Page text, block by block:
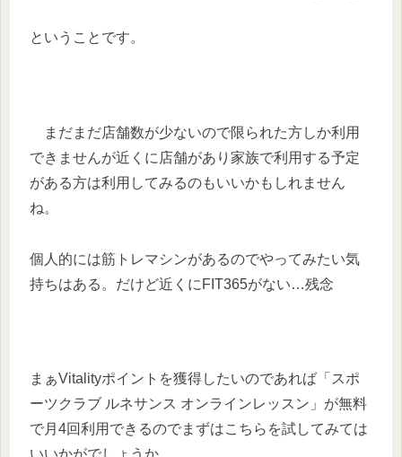
ということです。
まだまだ店舗数が少ないので限られた方しか利用
できませんが近くに店舗があり家族で利用する予定
がある方は利用してみるのもいいかもしれません
ね。
個人的には筋トレマシンがあるのでやってみたい気
持ちはある。だけど近くにFIT365がない…残念
まぁVitalityポイントを獲得したいのであれば「スポ
ーツクラブ ルネサンス オンラインレッスン」が無料
で月4回利用できるのでまずはこちらを試してみては